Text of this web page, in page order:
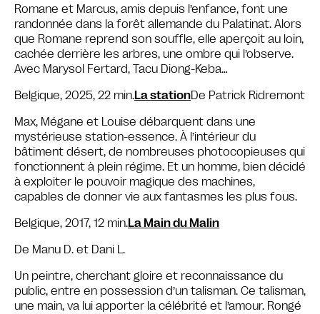
Romane et Marcus, amis depuis l’enfance, font une
randonnée dans la forêt allemande du Palatinat. Alors
que Romane reprend son souffle, elle aperçoit au loin,
cachée derrière les arbres, une ombre qui l’observe.
Avec Marysol Fertard, Tacu Diong-Keba…
Belgique, 2025, 22 min.La stationDe Patrick Ridremont
Max, Mégane et Louise débarquent dans une
mystérieuse station-essence. À l’intérieur du
bâtiment désert, de nombreuses photocopieuses qui
fonctionnent à plein régime. Et un homme, bien décidé
à exploiter le pouvoir magique des machines,
capables de donner vie aux fantasmes les plus fous.
Belgique, 2017, 12 min.La Main du Malin
De Manu D. et Dani L.
Un peintre, cherchant gloire et reconnaissance du
public, entre en possession d’un talisman. Ce talisman,
une main, va lui apporter la célébrité et l’amour. Rongé